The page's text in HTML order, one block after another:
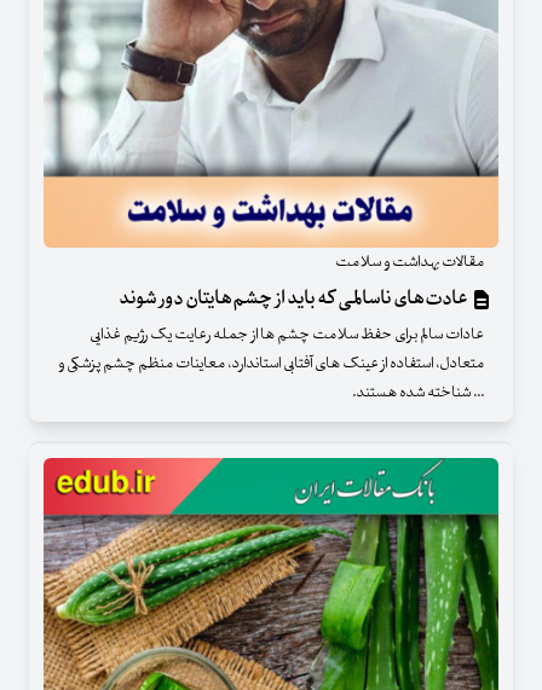
مقالات بهداشت و سلامت
عادت‌های ناسالمی که باید از چشم‌هایتان دور شوند
عادات سالم برای حفظ سلامت چشم ها از جمله رعایت یک رژیم غذایی
متعادل، استفاده از عینک های آفتابی استاندارد، معاینات منظم چشم پزشکی و
... شناخته شده هستند.